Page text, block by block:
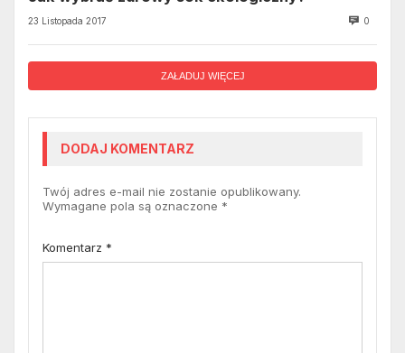
23 Listopada 2017 0
ZAŁADUJ WIĘCEJ
DODAJ KOMENTARZ
Twój adres e-mail nie zostanie opublikowany.
Wymagane pola są oznaczone *
Komentarz *